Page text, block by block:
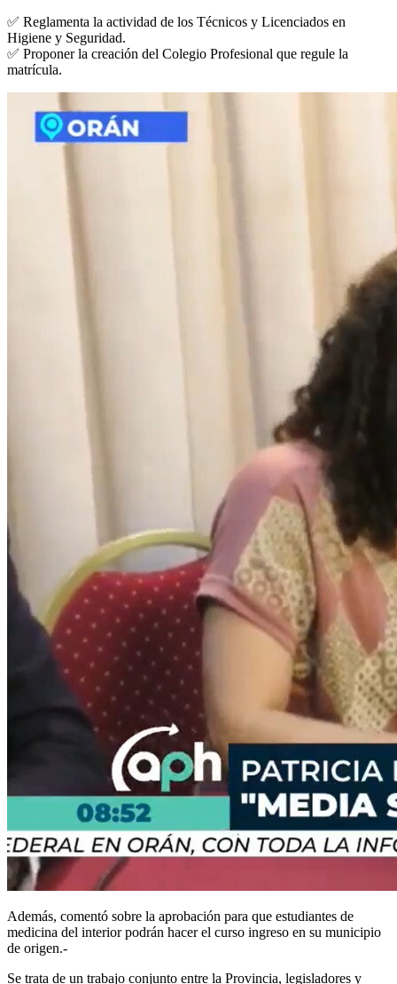
✅ Reglamenta la actividad de los Técnicos y Licenciados en
Higiene y Seguridad.
✅ Proponer la creación del Colegio Profesional que regule la
matrícula.
Además, comentó sobre la aprobación para que estudiantes de
medicina del interior podrán hacer el curso ingreso en su municipio
de origen.-
Se trata de un trabajo conjunto entre la Provincia, legisladores y